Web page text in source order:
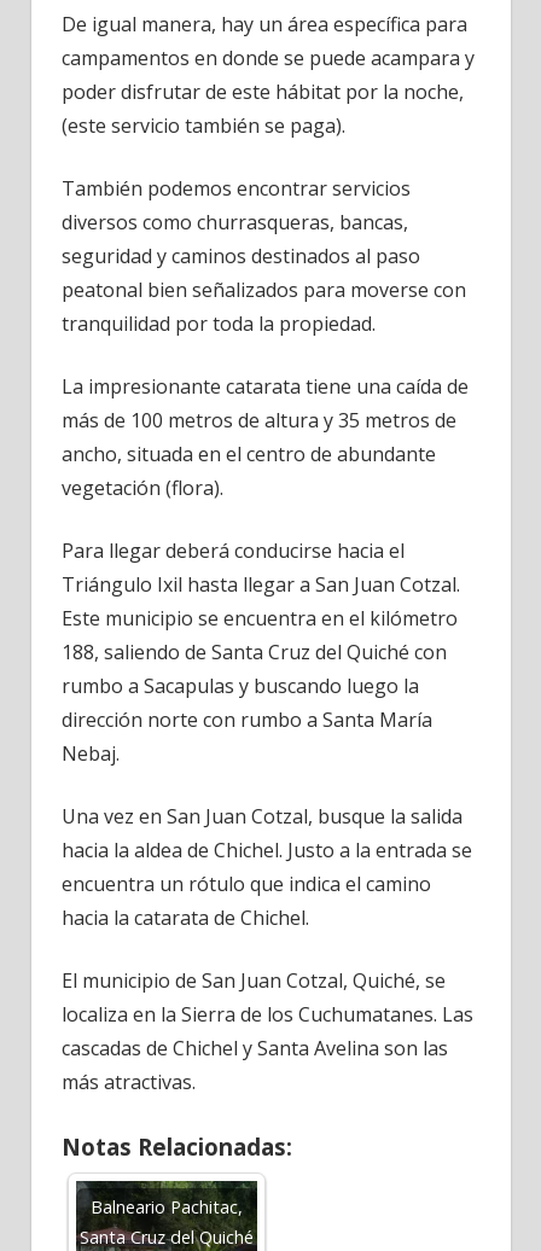
De igual manera, hay un área específica para
campamentos en donde se puede acampara y
poder disfrutar de este hábitat por la noche,
(este servicio también se paga).
También podemos encontrar servicios
diversos como churrasqueras, bancas,
seguridad y caminos destinados al paso
peatonal bien señalizados para moverse con
tranquilidad por toda la propiedad.
La impresionante catarata tiene una caída de
más de 100 metros de altura y 35 metros de
ancho, situada en el centro de abundante
vegetación (flora).
Para llegar deberá conducirse hacia el
Triángulo Ixil hasta llegar a San Juan Cotzal.
Este municipio se encuentra en el kilómetro
188, saliendo de Santa Cruz del Quiché con
rumbo a Sacapulas y buscando luego la
dirección norte con rumbo a Santa María
Nebaj.
Una vez en San Juan Cotzal, busque la salida
hacia la aldea de Chichel. Justo a la entrada se
encuentra un rótulo que indica el camino
hacia la catarata de Chichel.
El municipio de San Juan Cotzal, Quiché, se
localiza en la Sierra de los Cuchumatanes. Las
cascadas de Chichel y Santa Avelina son las
más atractivas.
Notas Relacionadas:
Balneario Pachitac,
Santa Cruz del Quiché